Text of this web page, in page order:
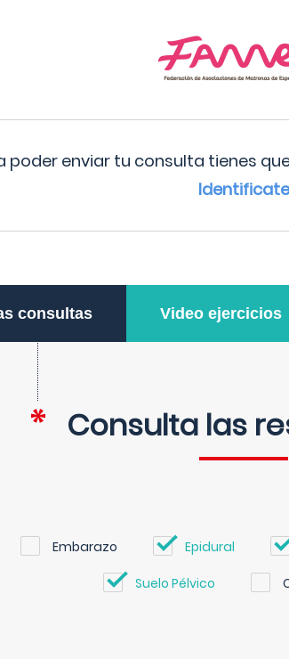
poder enviar tu consulta tienes
Identificate
consultas Video ejercicios
Consulta las
Embarazo Epidural
Suelo Pélvico